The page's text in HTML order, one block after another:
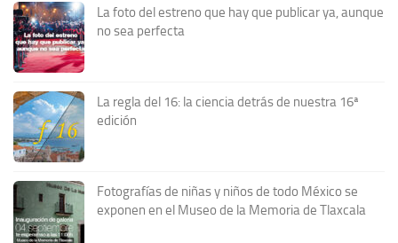
La foto del estreno que hay que publicar ya, aunque
no sea perfecta
La regla del 16: la ciencia detrás de nuestra 16ª
edición
Fotografías de niñas y niños de todo México se
exponen en el Museo de la Memoria de Tlaxcala